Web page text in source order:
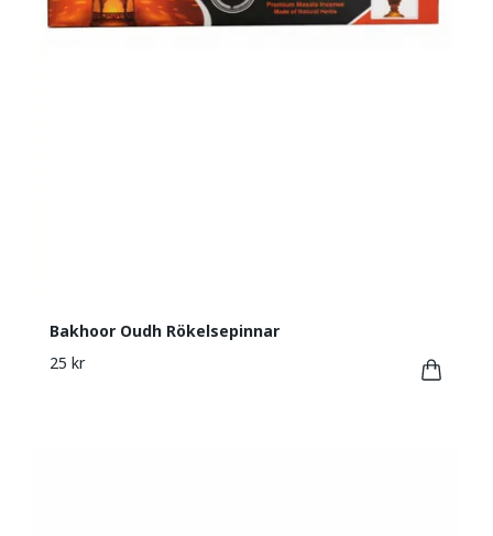
Bakhoor Oudh Rökelsepinnar
25 kr